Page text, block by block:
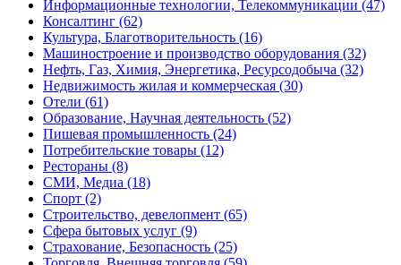
Информационные технологии, Телекоммуникации (47)
Консалтинг (62)
Культура, Благотворительность (16)
Машиностроение и производство оборудования (32)
Нефть, Газ, Химия, Энергетика, Ресурсодобыча (32)
Недвижимость жилая и коммерческая (30)
Отели (61)
Образование, Научная деятельность (52)
Пишевая промышленность (24)
Потребительские товары (12)
Рестораны (8)
СМИ, Медиа (18)
Спорт (2)
Строительство, девелопмент (65)
Сфера бытовых услуг (9)
Страхование, Безопасность (25)